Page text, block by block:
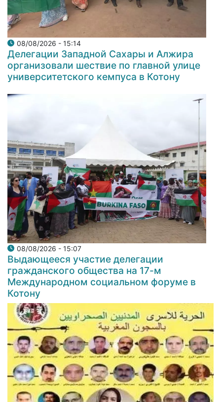
08/08/2026 - 15:14
Делегации Западной Сахары и Алжира
организовали шествие по главной улице
университетского кемпуса в Котону
08/08/2026 - 15:07
Выдающееся участие делегации
гражданского общества на 17-м
Международном социальном форуме в
Котону